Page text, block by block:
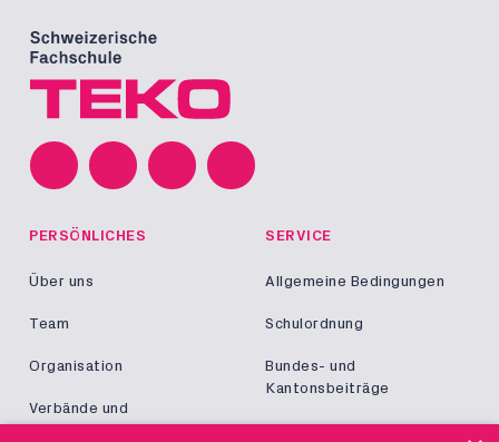
PERSÖNLICHES
Über uns
Team
Organisation
Verbände und
SERVICE
Allgemeine Bedingungen
Schulordnung
Bundes- und
Kantonsbeiträge